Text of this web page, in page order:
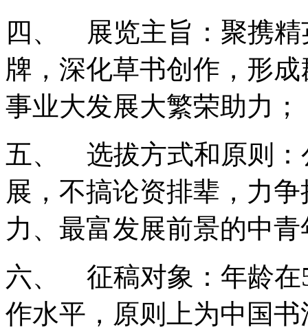
四、 展览主旨：聚携精
牌，深化草书创作，形
事业大发展大繁荣助力；
五、 选拔方式和原则：
展，不搞论资排辈，力
力、最富发展前景的中
六、 征稿对象：年龄在
作水平，原则上为中国